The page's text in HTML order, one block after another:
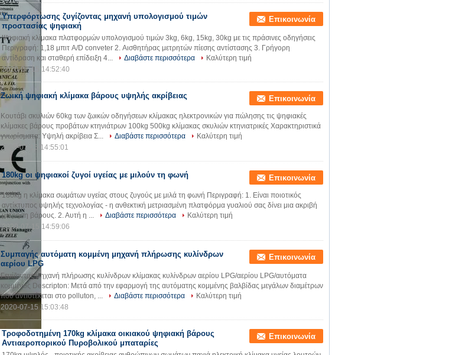
Υπερφόρτωσης ζυγίζοντας μηχανή υπολογισμού τιμών
προστασίας ψηφιακή
Επικοινωνία
Ψηφιακή κλίμακα πλατφορμών υπολογισμού τιμών 3kg, 6kg, 15kg, 30kg με τις πράσινες οδηγήσεις
Περιγραφή: 1,18 μπιτ A/D conveter 2. Αισθητήρας μετρητών πίεσης αντίστασης 3. Γρήγορη
αντίδραση και σταθερή επίδειξη 4...
Διαβάστε περισσότερα
Καλύτερη τιμή
2020-07-15 14:52:40
Ζωική ψηφιακή κλίμακα βάρους υψηλής ακρίβειας Επικοινωνία
Κουτάβι σκυλιών 60kg των ζωικών οδηγήσεων κλίμακας ηλεκτρονικών για πώλησης τις ψηφιακές
κλίμακες βάρους προβάτων κτηνιάτρων 100kg 500kg κλίμακας σκυλιών κτηνιατρικές Χαρακτηριστικά
γνωρίσματα: Υψηλή ακρίβεια Σ...
Διαβάστε περισσότερα
Καλύτερη τιμή
2020-07-15 14:55:01
180kg οι ψηφιακοί ζυγοί υγείας με μιλούν τη φωνή Επικοινωνία
180kg η κλίμακα σωμάτων υγείας στους ζυγούς με μιλά τη φωνή Περιγραφή: 1. Είναι ποιοτικός
αντίκτυπος υψηλής τεχνολογίας - η ανθεκτική μετριασμένη πλατφόρμα γυαλιού σας δίνει μια ακριβή
μέτρηση βάρους. 2. Αυτή η ...
Διαβάστε περισσότερα
Καλύτερη τιμή
2020-07-15 14:59:06
Συμπαγής αυτόματη κομμένη μηχανή πλήρωσης κυλίνδρων
αερίου LPG
Επικοινωνία
Γεμίζοντας μηχανή πλήρωσης κυλίνδρων κλίμακας κυλίνδρων αερίου LPG/αερίου LPG/αυτόματα
κομμένος Descripton: Μετά από την εφαρμογή της αυτόματης κομμένης βαλβίδας μεγάλων διαμέτρων
που αντιστέκεται στο polluton, ...
Διαβάστε περισσότερα
Καλύτερη τιμή
2020-07-15 15:03:48
Τροφοδοτημένη 170kg κλίμακα οικιακού ψηφιακή βάρους
Αντιαεροπορικού Πυροβολικού μπαταρίες
Επικοινωνία